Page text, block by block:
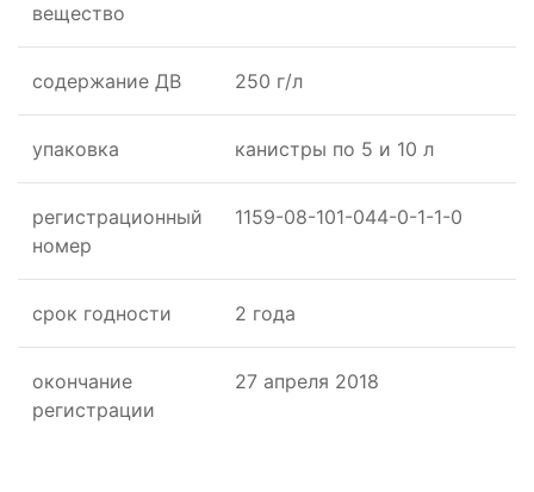
вещество
cодержание ДВ 250 г/л
упаковка канистры по 5 и 10 л
регистрационный
номер
1159-08-101-044-0-1-1-0
срок годности 2 года
окончание
регистрации
27 апреля 2018